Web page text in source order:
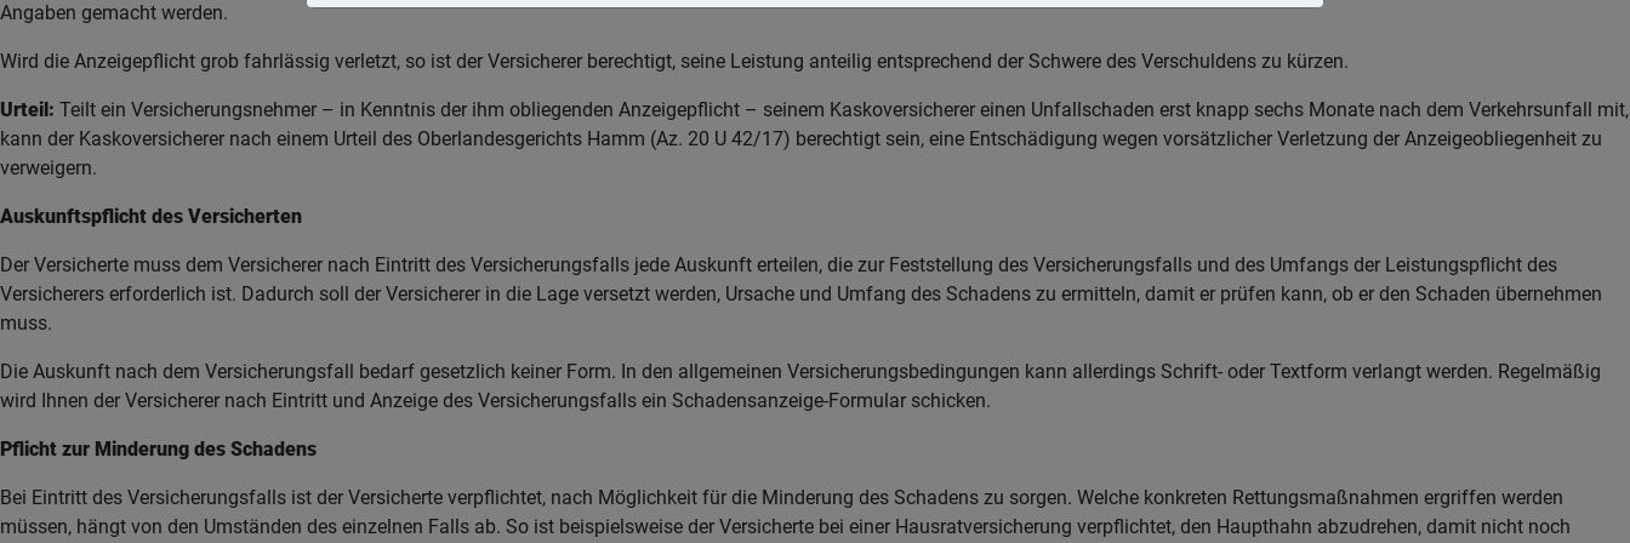
Angaben gemacht werden.
Wird die Anzeigepflicht grob fahrlässig verletzt, so ist der Versicherer berechtigt, seine Leistung anteilig entsprechend der Schwere des Verschuldens zu kürzen.
Urteil: Teilt ein Versicherungsnehmer – in Kenntnis der ihm obliegenden Anzeigepflicht – seinem Kaskoversicherer einen Unfallschaden erst knapp sechs Monate nach dem Verkehrsunfall mit,
kann der Kaskoversicherer nach einem Urteil des Oberlandesgerichts Hamm (Az. 20 U 42/17) berechtigt sein, eine Entschädigung wegen vorsätzlicher Verletzung der Anzeigeobliegenheit zu
verweigern.
Auskunftspflicht des Versicherten
Der Versicherte muss dem Versicherer nach Eintritt des Versicherungsfalls jede Auskunft erteilen, die zur Feststellung des Versicherungsfalls und des Umfangs der Leistungspflicht des
Versicherers erforderlich ist. Dadurch soll der Versicherer in die Lage versetzt werden, Ursache und Umfang des Schadens zu ermitteln, damit er prüfen kann, ob er den Schaden übernehmen
muss.
Die Auskunft nach dem Versicherungsfall bedarf gesetzlich keiner Form. In den allgemeinen Versicherungsbedingungen kann allerdings Schrift- oder Textform verlangt werden. Regelmäßig
wird Ihnen der Versicherer nach Eintritt und Anzeige des Versicherungsfalls ein Schadensanzeige-Formular schicken.
Pflicht zur Minderung des Schadens
Bei Eintritt des Versicherungsfalls ist der Versicherte verpflichtet, nach Möglichkeit für die Minderung des Schadens zu sorgen. Welche konkreten Rettungsmaßnahmen ergriffen werden
müssen, hängt von den Umständen des einzelnen Falls ab. So ist beispielsweise der Versicherte bei einer Hausratversicherung verpflichtet, den Haupthahn abzudrehen, damit nicht noch